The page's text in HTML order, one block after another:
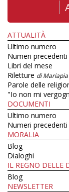
ATTUALITÀ
Ultimo numero
Numeri precedenti
Libri del mese
Riletture di
Parole delle
"Io non mi
DOCUMENTI
Ultimo numero
Numeri precedenti
MORALIA
Blog
Dialoghi
IL REGNO DELLE
Blog
NEWSLETTER